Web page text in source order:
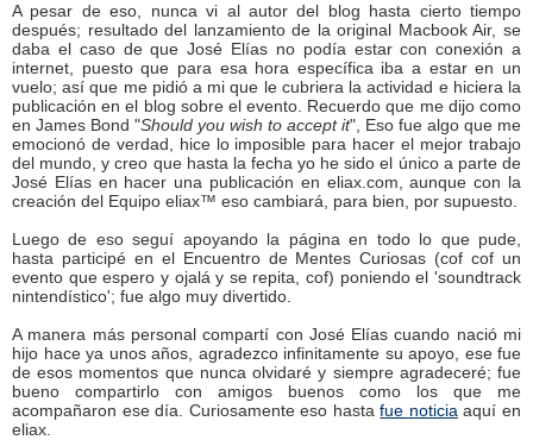
A pesar de eso, nunca vi al autor del blog hasta cierto tiempo
después; resultado del lanzamiento de la original Macbook Air, se
daba el caso de que José Elías no podía estar con conexión a
internet, puesto que para esa hora específica iba a estar en un
vuelo; así que me pidió a mi que le cubriera la actividad e hiciera la
publicación en el blog sobre el evento. Recuerdo que me dijo como
en James Bond "Should you wish to accept it", Eso fue algo que me
emocionó de verdad, hice lo imposible para hacer el mejor trabajo
del mundo, y creo que hasta la fecha yo he sido el único a parte de
José Elías en hacer una publicación en eliax.com, aunque con la
creación del Equipo eliax™ eso cambiará, para bien, por supuesto.
Luego de eso seguí apoyando la página en todo lo que pude,
hasta participé en el Encuentro de Mentes Curiosas (cof cof un
evento que espero y ojalá y se repita, cof) poniendo el 'soundtrack
nintendístico'; fue algo muy divertido.
A manera más personal compartí con José Elías cuando nació mi
hijo hace ya unos años, agradezco infinitamente su apoyo, ese fue
de esos momentos que nunca olvidaré y siempre agradeceré; fue
bueno compartirlo con amigos buenos como los que me
acompañaron ese día. Curiosamente eso hastafue noticia aquí en
eliax.